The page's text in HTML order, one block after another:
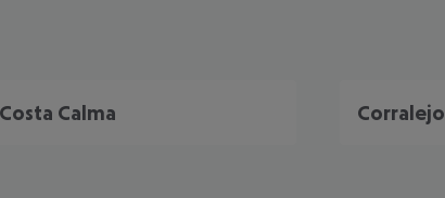
Costa Calma Corralejo